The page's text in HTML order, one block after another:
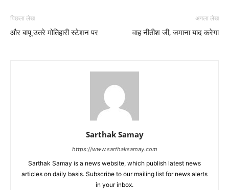
पिछला लेख
और बापू उतरे मोतिहारी स्टेशन पर
अगला लेख
वाह नीतीश जी, जमाना याद करेगा
Sarthak Samay
https://www.sarthaksamay.com
Sarthak Samay is a news website, which publish latest news
articles on daily basis. Subscribe to our mailing list for news alerts
in your inbox.